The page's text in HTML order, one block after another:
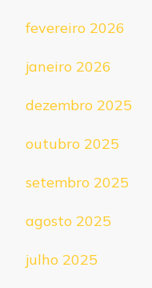
fevereiro 2026
janeiro 2026
dezembro 2025
outubro 2025
setembro 2025
agosto 2025
julho 2025